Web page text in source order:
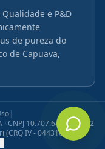
e P&D
de pureza do
de Capuava,
|
CNPJ 10.707.645/0001-12
(CRQ IV - 04431072)|